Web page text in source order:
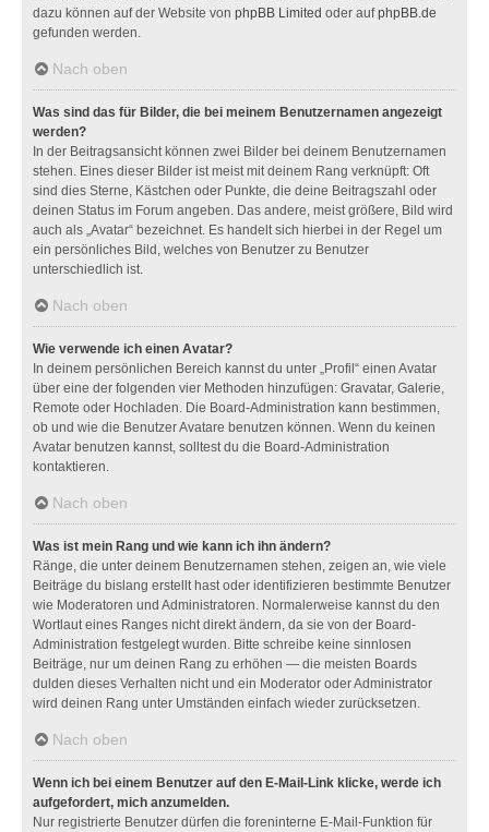
dazu können auf der Website von phpBB Limited oder aufphpBB.de
gefunden werden.
Nach oben
Was sind das für Bilder, die bei meinem Benutzernamen angezeigt
werden?
In der Beitragsansicht können zwei Bilder bei deinem Benutzernamen
stehen. Eines dieser Bilder ist meist mit deinem Rang verknüpft: Oft
sind dies Sterne, Kästchen oder Punkte, die deine Beitragszahl oder
deinen Status im Forum angeben. Das andere, meist größere, Bild wird
auch als „Avatar“ bezeichnet. Es handelt sich hierbei in der Regel um
ein persönliches Bild, welches von Benutzer zu Benutzer
unterschiedlich ist.
Nach oben
Wie verwende ich einen Avatar?
In deinem persönlichen Bereich kannst du unter „Profil“ einen Avatar
über eine der folgenden vier Methoden hinzufügen: Gravatar, Galerie,
Remote oder Hochladen. Die Board-Administration kann bestimmen,
ob und wie die Benutzer Avatare benutzen können. Wenn du keinen
Avatar benutzen kannst, solltest du die Board-Administration
kontaktieren.
Nach oben
Was ist mein Rang und wie kann ich ihn ändern?
Ränge, die unter deinem Benutzernamen stehen, zeigen an, wie viele
Beiträge du bislang erstellt hast oder identifizieren bestimmte Benutzer
wie Moderatoren und Administratoren. Normalerweise kannst du den
Wortlaut eines Ranges nicht direkt ändern, da sie von der Board-
Administration festgelegt wurden. Bitte schreibe keine sinnlosen
Beiträge, nur um deinen Rang zu erhöhen — die meisten Boards
dulden dieses Verhalten nicht und ein Moderator oder Administrator
wird deinen Rang unter Umständen einfach wieder zurücksetzen.
Nach oben
Wenn ich bei einem Benutzer auf den E-Mail-Link klicke, werde ich
aufgefordert, mich anzumelden.
Nur registrierte Benutzer dürfen die foreninterne E-Mail-Funktion für